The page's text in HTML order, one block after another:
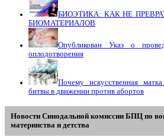
БИОЭТИКА: КАК НЕ
БИОМАТЕРИАЛОВ
Опубликован Указ о
оплодотворения
Почему искусственная
битвы в движении против абортов
Новости Синодальной комиссии БПЦ по
материнства и детства